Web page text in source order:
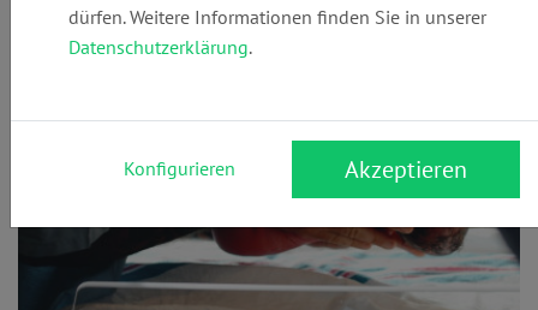
Sonderurlaub
dürfen. Weitere Informationen finden Sie in unserer
Datenschutzerklärung.
Konfigurieren Akzeptieren